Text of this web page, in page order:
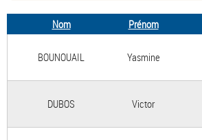
Nom Prénom
BOUNOUAIL Yasmine
DUBOS Victor